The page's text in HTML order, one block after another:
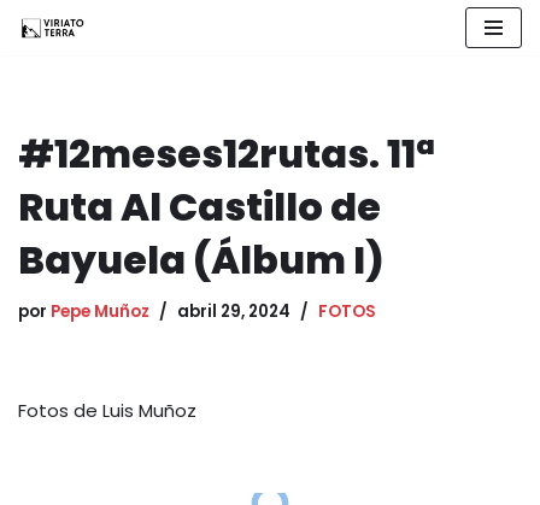
#12meses12rutas. 11ª
Ruta Al Castillo de
Bayuela (Álbum I)
por Pepe Muñoz abril 29, 2024 FOTOS
Fotos de Luis Muñoz